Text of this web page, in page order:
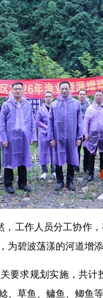
，工作人员分工协作
为碧波荡漾的河道增添
要求规划实施，共
、草鱼、鳙鱼、鲫鱼